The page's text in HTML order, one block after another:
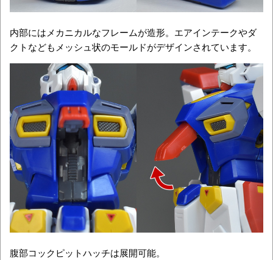
内部にはメカニカルなフレームが造形。エアインテークやダ
クトなどもメッシュ状のモールドがデザインされています。
腹部コックピットハッチは展開可能。